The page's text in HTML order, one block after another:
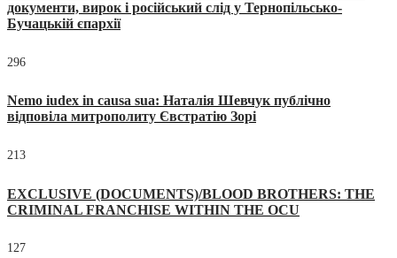
документи, вирок і російський слід у Тернопільсько-
Бучацькій єпархії
296
Nemo iudex in causa sua: Наталія Шевчук публічно
відповіла митрополиту Євстратію Зорі
213
EXCLUSIVE (DOCUMENTS)/BLOOD BROTHERS: THE
CRIMINAL FRANCHISE WITHIN THE OCU
127